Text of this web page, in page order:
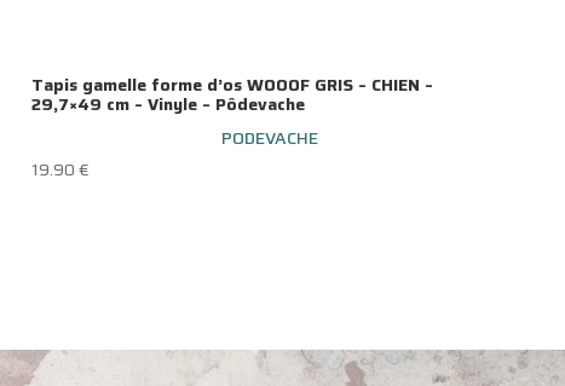
Tapis gamelle forme d’os WOOOF GRIS – CHIEN –
29,7×49 cm – Vinyle – Pôdevache
PODEVACHE
19.90€